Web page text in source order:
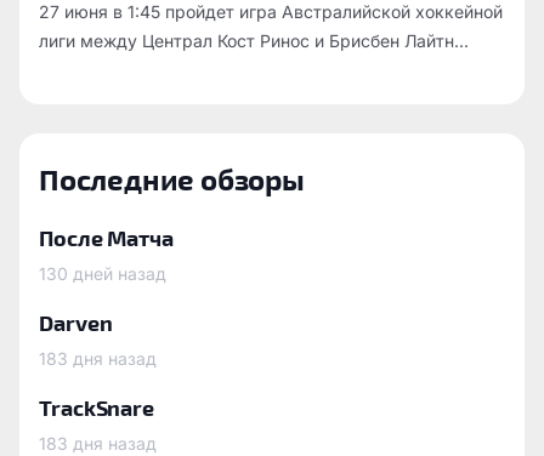
27 июня в 1:45 пройдет игра Австралийской хоккейной
лиги между Централ Кост Ринос и Брисбен Лайтн...
Последние обзоры
После Матча
130 дней назад
Darven
183 дня назад
TrackSnare
183 дня назад